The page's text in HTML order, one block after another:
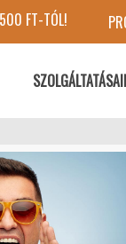
FT-TÓL!